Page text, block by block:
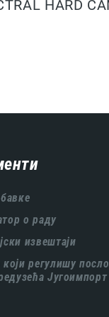
HARD
о раду
извештаји
регулишу